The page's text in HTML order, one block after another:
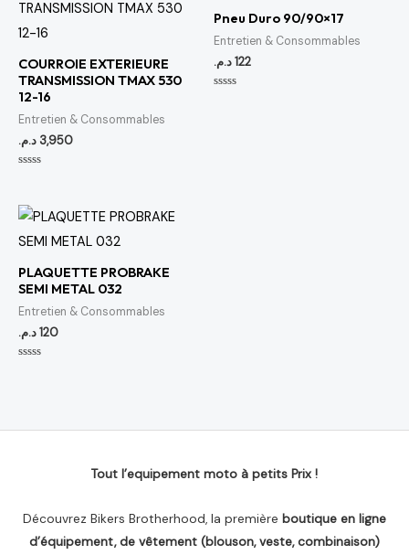
COURROIE EXTERIEURE
TRANSMISSION TMAX 530
12-16
Entretien & Consommables
3,950 د.م.
5
Pneu Duro 90/90×17
Entretien & Consommables
122د.م.
PLAQUETTE PROBRAKE
SEMI METAL 032
Entretien & Consommables
120د.م.
Tout l’equipement moto à petits Prix !
Découvrez Bikers Brotherhood, la première boutique en ligne
d’équipement, de vêtement (blouson, veste, combinaison)